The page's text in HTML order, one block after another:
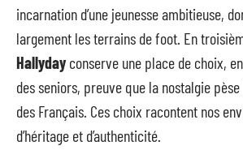
incarnation d’une jeunesse ambitieuse,
largement les terrains de foot. En
Hallydayconserve une place de choix,
des seniors, preuve que la nostalgie
des Français. Ces choix racontent nos
d’héritage et d’authenticité.